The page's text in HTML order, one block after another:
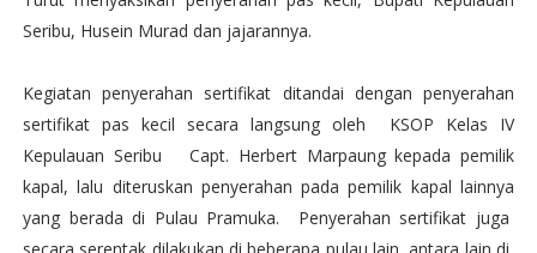
Seribu, Husein Murad dan jajarannya.
Kegiatan penyerahan sertifikat ditandai dengan penyerahan
sertifikat pas kecil secara langsung oleh KSOP Kelas IV
Kepulauan Seribu Capt. Herbert Marpaung kepada pemilik
kapal, lalu diteruskan penyerahan pada pemilik kapal lainnya
yang berada di Pulau Pramuka. Penyerahan sertifikat juga
secara serentak dilakukan di beberapa pulau lain, antara lain di